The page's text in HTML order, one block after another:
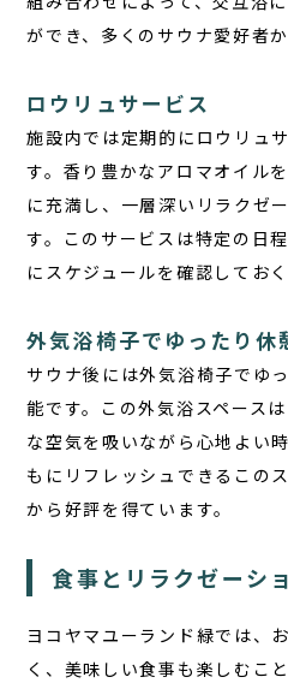
ができ、多くのサウナ愛好者
ロウリュサービス
施設内では定期的にロウリュ
す。香り豊かなアロマオイル
に充満し、一層深いリラクゼ
す。このサービスは特定の日
にスケジュールを確認してお
外気浴椅子でゆったり休
サウナ後には外気浴椅子でゆ
能です。この外気浴スペース
な空気を吸いながら心地よい
もにリフレッシュできるこの
から好評を得ています。
食事とリラクゼーシ
ヨコヤマユーランド緑では、
く、美味しい食事も楽しむこ